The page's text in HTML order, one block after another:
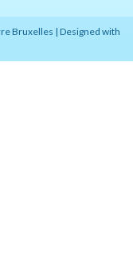
Bruxelles | Designed with